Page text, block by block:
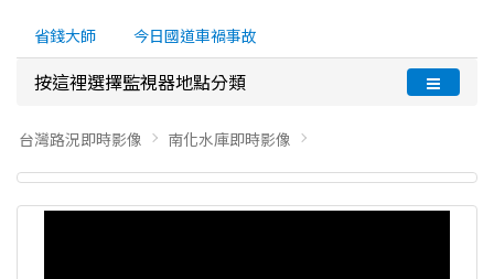
省錢大師 今日國道車禍事故
按這裡選擇監視器地點分類
台灣路況即時影像 南化水庫即時影像